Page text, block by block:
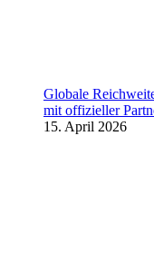
Globale
mit offizieller
15. April 2026